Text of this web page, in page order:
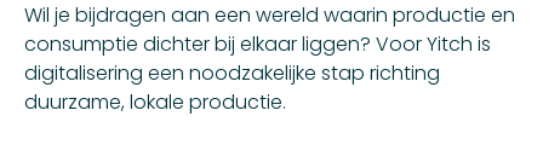
Wil je bijdragen aan een wereld waarin productie en
consumptie dichter bij elkaar liggen? Voor Yitch is
digitalisering een noodzakelijke stap richting
duurzame, lokale productie.